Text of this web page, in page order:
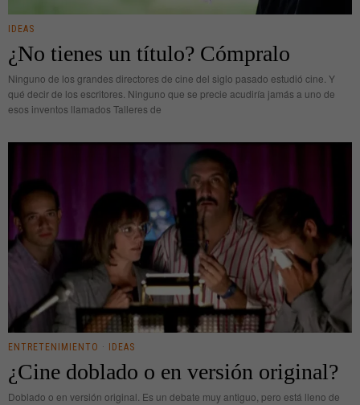
IDEAS
¿No tienes un título? Cómpralo
Ninguno de los grandes directores de cine del siglo pasado estudió cine. Y
qué decir de los escritores. Ninguno que se precie acudiría jamás a uno de
esos inventos llamados Talleres de
ENTRETENIMIENTO · IDEAS
¿Cine doblado o en versión original?
Doblado o en versión original. Es un debate muy antiguo, pero está lleno de